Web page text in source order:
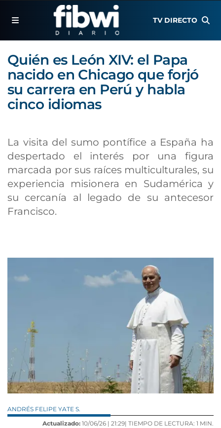
TV DIRECTO
Quién es León XIV: el Papa
nacido en Chicago que forjó
su carrera en Perú y habla
cinco idiomas
La visita del sumo pontífice a España ha
despertado el interés por una figura
marcada por sus raíces multiculturales, su
experiencia misionera en Sudamérica y
su cercanía al legado de su antecesor
Francisco.
ANDRÉS FELIPE YATE S.
Actualizado: 10/06/26 | 21:29| TIEMPO DE LECTURA: 1 MIN.